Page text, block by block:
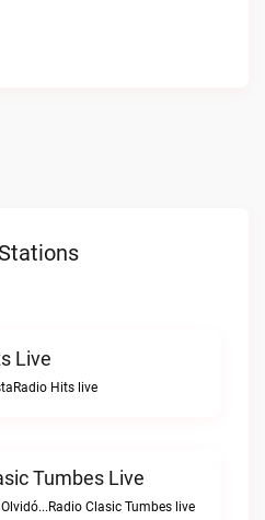
Live
Hits live
Tumbes Live
Clasic Tumbes live